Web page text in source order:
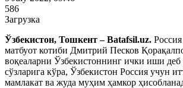
586
Загрузка
Ўзбекистон, Тошкент – Batafsil.uz.
матбуот котиби Дмитрий Песков
воқеаларни Ўзбекистоннинг ички иши
сўзларига кўра, Ўзбекистон Россия учун
мамлакат ва жуда муҳим ҳамкор